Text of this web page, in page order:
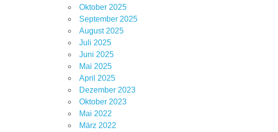
Oktober 2025
September 2025
August 2025
Juli 2025
Juni 2025
Mai 2025
April 2025
Dezember 2023
Oktober 2023
Mai 2022
März 2022